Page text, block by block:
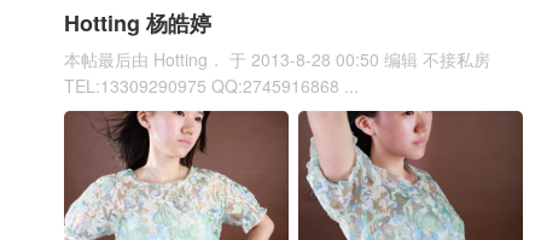
Hotting 杨皓婷
本帖最后由 Hotting． 于 2013-8-28 00:50 编辑 不接私房
TEL:13309290975 QQ:2745916868 ...